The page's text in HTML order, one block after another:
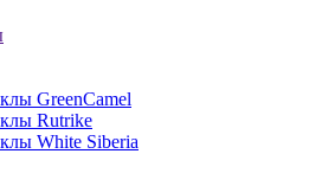
GreenCamel
Rutrike
White Siberia